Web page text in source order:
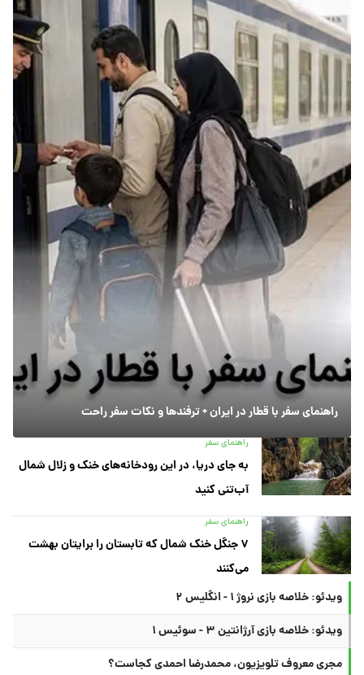
راهنمای سفر با قطار در ایران + ترفندها و نکات سفر راحت
راهنمای سفر
به جای دریا، در این رودخانه‌های خنک و زلال شمال
آب‌تنی کنید
راهنمای سفر
۷ جنگل خنک شمال که تابستان را برایتان بهشت
می‌کنند
ویدئو: خلاصه بازی نروژ ۱ - انگلیس ۲
ویدئو: خلاصه بازی آرژانتین ۳ - سوئیس ۱
مجری معروف تلویزیون، محمدرضا احمدی کجاست؟